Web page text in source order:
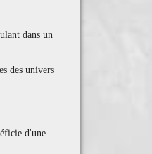
dans un
des univers
d'une